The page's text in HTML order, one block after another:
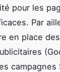
pour les
Par
en place
campagnes